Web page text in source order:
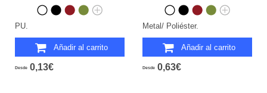
PU.
Añadir al carrito
Desde 0,13€
Metal/ Poliéster.
Añadir al carrito
Desde 0,63€